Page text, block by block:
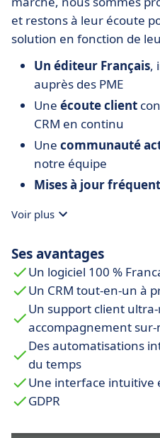
et restons à leur écoute
solution en fonction de
Un éditeur Français,
auprès des PME
Une écoute client
CRM en continu
Une communauté
notre équipe
Mises à jour
Une
Voir plus
Ses avantages
Un logiciel 100 %
Un CRM tout-en-un à
Un support client
accompagnement
Des automatisations
du temps
Une interface intuitive
GDPR